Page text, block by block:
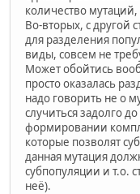
количество
Во-вторых, с другой
для разделения
виды, совсем не
Может обойтись
просто оказалась
надо говорить не о
случиться задолго
формировании
которые позволят
данная мутация
субпопуляции и т.о.
неё).